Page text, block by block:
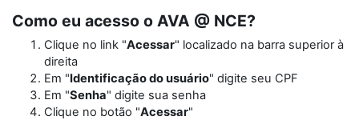
Como eu acesso o AVA @ NCE?
Clique no link "Acessar" localizado na barra superior à
direita
Em "Identificação do usuário" digite seu CPF
Em "Senha" digite sua senha
Clique no botão "Acessar"